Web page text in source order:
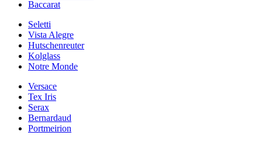
Baccarat
Seletti
Vista Alegre
Hutschenreuter
Kolglass
Notre Monde
Versace
Tex Iris
Serax
Bernardaud
Portmeirion